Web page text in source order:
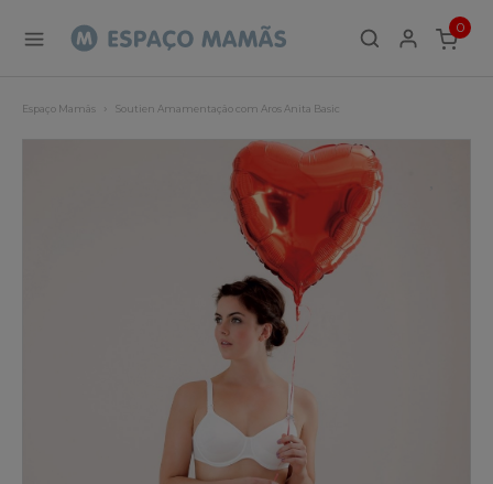
0
ITEMS
Espaço Mamãs Soutien Amamentação com Aros Anita Basic